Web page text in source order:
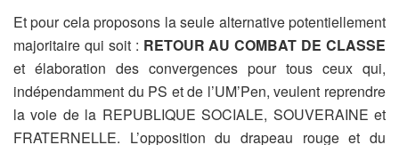
Et pour cela proposons la seule alternative potentiellement
majoritaire qui soit : RETOUR AU COMBAT DE CLASSE
et élaboration des convergences pour tous ceux qui,
indépendamment du PS et de l’UM’Pen, veulent reprendre
la voie de la REPUBLIQUE SOCIALE, SOUVERAINE et
FRATERNELLE. L’opposition du drapeau rouge et du